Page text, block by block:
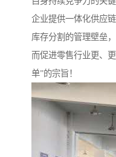
企业提供一体化供应
库存分割的管理壁垒
而促进零售行业更、
单”的宗旨！